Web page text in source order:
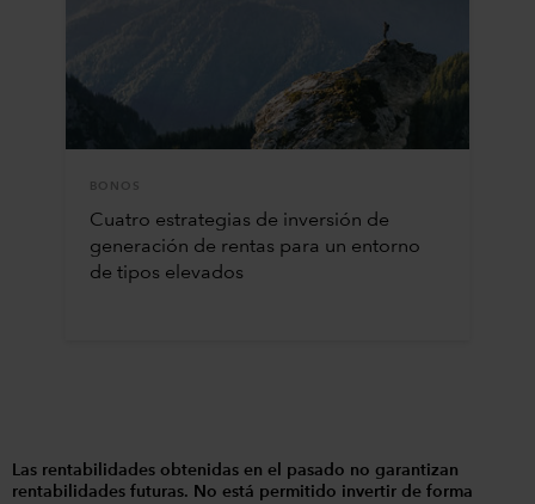
BONOS
Cuatro estrategias de inversión de
generación de rentas para un entorno
de tipos elevados
Las rentabilidades obtenidas en el pasado no garantizan
rentabilidades futuras. No está permitido invertir de forma